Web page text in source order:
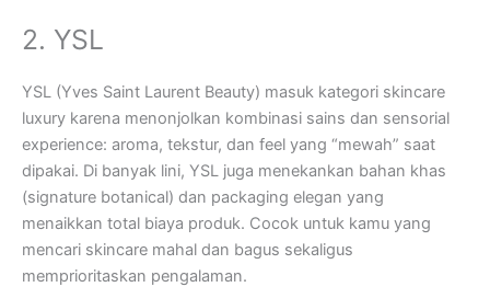
2. YSL
YSL (Yves Saint Laurent Beauty) masuk kategori skincare
luxury karena menonjolkan kombinasi sains dan sensorial
experience: aroma, tekstur, dan feel yang “mewah” saat
dipakai. Di banyak lini, YSL juga menekankan bahan khas
(signature botanical) dan packaging elegan yang
menaikkan total biaya produk. Cocok untuk kamu yang
mencari skincare mahal dan bagus sekaligus
memprioritaskan pengalaman.